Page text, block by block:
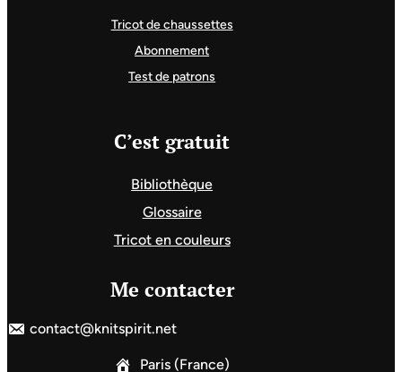
Tricot de chaussettes
Abonnement
Test de patrons
C’est gratuit
Bibliothèque
Glossaire
Tricot en couleurs
Me contacter
contact@knitspirit.net
Paris (France)